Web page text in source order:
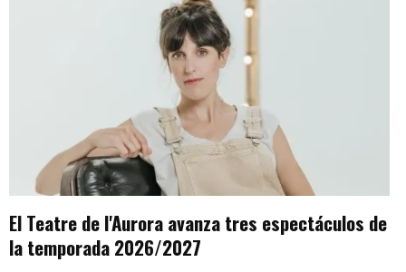
El Teatre de l'Aurora avanza tres espectáculos de
la temporada 2026/2027